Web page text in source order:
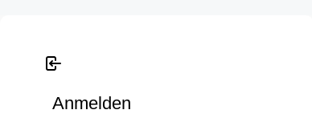
Anmelden